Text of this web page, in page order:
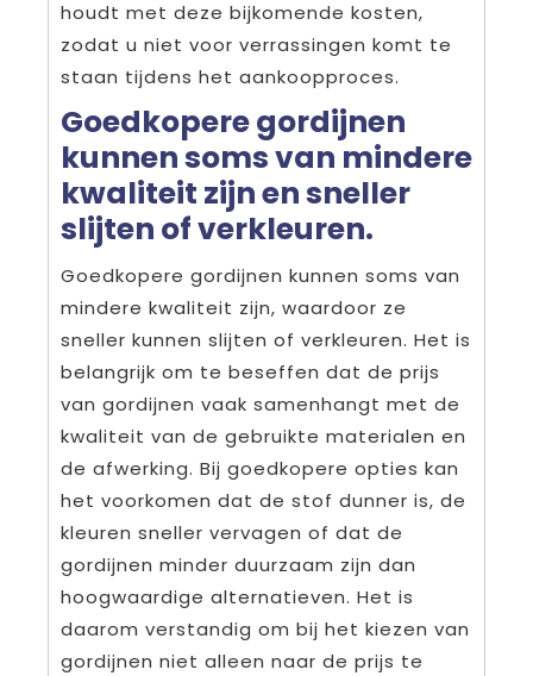
houdt met deze bijkomende kosten,
zodat u niet voor verrassingen komt te
staan tijdens het aankoopproces.
Goedkopere gordijnen
kunnen soms van mindere
kwaliteit zijn en sneller
slijten of verkleuren.
Goedkopere gordijnen kunnen soms van
mindere kwaliteit zijn, waardoor ze
sneller kunnen slijten of verkleuren. Het is
belangrijk om te beseffen dat de prijs
van gordijnen vaak samenhangt met de
kwaliteit van de gebruikte materialen en
de afwerking. Bij goedkopere opties kan
het voorkomen dat de stof dunner is, de
kleuren sneller vervagen of dat de
gordijnen minder duurzaam zijn dan
hoogwaardige alternatieven. Het is
daarom verstandig om bij het kiezen van
gordijnen niet alleen naar de prijs te